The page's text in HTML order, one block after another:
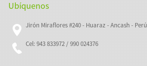
Ubíquenos
Jirón Miraflores #240 - Huaraz - Ancash - Perú
Cel: 943 833972 / 990 024376